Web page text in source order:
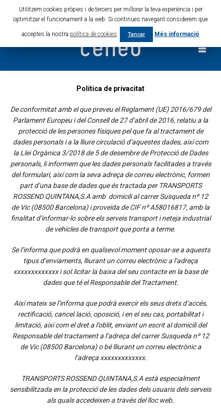
Cat Esp Eng Fra
Política de privacitat
De conformitat amb el que preveu el Reglament (UE) 2016/679 del
Parlament Europeu i del Consell de 27 d’abril de 2016, relatiu a la
protecció de les persones físiques pel que fa al tractament de
dades personals i a la lliure circulació d’aquestes dades, així com
la Llei Orgànica 3/2018 de 5 de desembre de Protecció de Dades
personals, li informem que les dades personals facilitades a través
del formulari, així com la seva adreça de correu electrònic, formen
part d’una base de dades que és tractada per TRANSPORTS
ROSSEND QUINTANA,S.A amb domicili al carrer Susqueda nº 12
de Vic (08500 Barcelona) i proveïda de CIF nº A58016817, amb la
finalitat d’informar-lo sobre els serveis transport i neteja industrial
de vehicles de transport que porta a terme.
Se l’informa que podrà en qualsevol moment oposar-se a aquests
tipus d’enviaments, lliurant un correu electrònic a l’adreça
xxxxxxxxxxxxx i sol.licitar la baixa del seu contacte en la base de
dades que té el Responsable del Tractament.
Així mateix se l’informa que podrà exercir els seus drets d’accés,
rectificació, cancel.lació, oposició, i en el seu cas, portabilitat i
limitació, així com el dret a l’oblit, enviant un escrit al domicili del
Responsable del tractament a l’adreça del carrer Susqueda nº 12
de Vic (08500 Barcelona) o bé lliurant un correu electrònic a
l’adreça xxxxxxxxxxxxx.
TRANSPORTS ROSSEND QUINTANA,S.A està especialment
sensibilitzada en la protecció de les dades dels usuaris dels serveis
als quals accedeixen a través del lloc web.
Utilitzem cookies pròpies i de tercers per millorar la teva experiència i per
optimitzar el funcionament a la web. Si continues navegant considerem que
acceptes la nostra política de cookies Tancar Més informació